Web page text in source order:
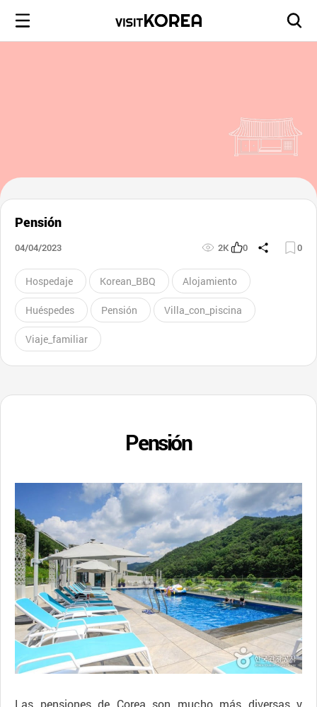
Pensión
04/04/2023 2K 0 0
Hospedaje Korean_BBQ Alojamiento
Huéspedes Pensión Villa_con_piscina
Viaje_familiar
Pensión
Las pensiones de Corea son mucho más diversas y